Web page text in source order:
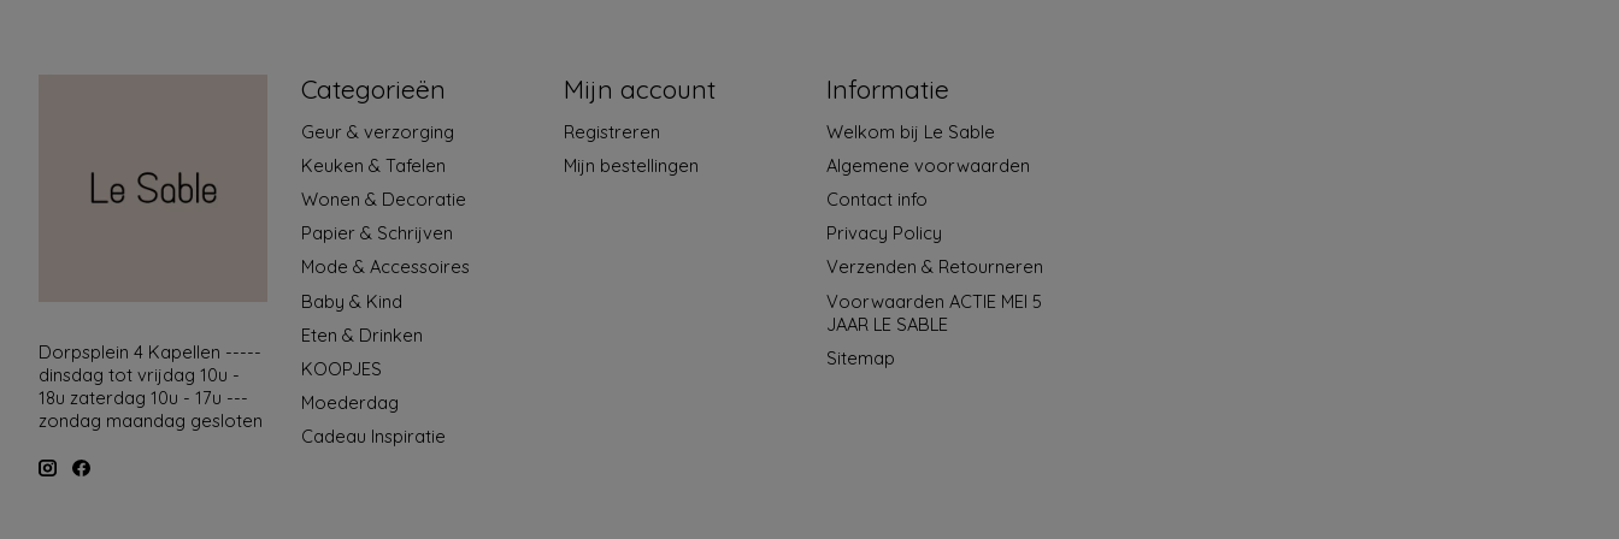
Dorpsplein 4 Kapellen -----
dinsdag tot vrijdag 10u -
18u zaterdag 10u - 17u ---
zondag maandag gesloten
Categorieën
Geur & verzorging
Keuken & Tafelen
Wonen & Decoratie
Papier & Schrijven
Mode & Accessoires
Baby & Kind
Eten & Drinken
KOOPJES
Moederdag
Cadeau Inspiratie
Mijn account
Registreren
Mijn bestellingen
Informatie
Welkom bij Le Sable
Algemene voorwaarden
Contact info
Privacy Policy
Verzenden & Retourneren
Voorwaarden ACTIE MEI 5
JAAR LE SABLE
Sitemap